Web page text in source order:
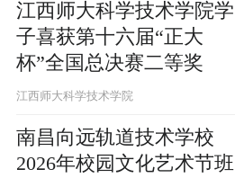
江西师大科学技术学院学
子喜获第十六届“正大
杯”全国总决赛二等奖
江西师大科学技术学院
南昌向远轨道技术学校
2026年校园文化艺术节班